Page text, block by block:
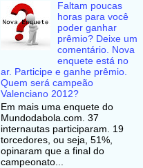
Faltam poucas
horas para você
poder ganhar
prêmio? Deixe um
comentário. Nova
enquete está no
ar. Participe e ganhe prêmio.
Quem será campeão
Valenciano 2012?
Em mais uma enquete do
Mundodabola.com. 37
internautas participaram. 19
torcedores, ou seja, 51%,
opinaram que a final do
campeonato...